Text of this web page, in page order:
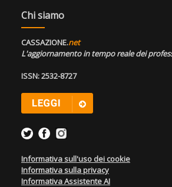
Chi siamo
CASSAZIONE.net
L'aggiornamento in tempo reale dei
ISSN: 2532-8727
Informativa sull'uso dei cookie
Informativa sulla privacy
Informativa Assistente AI